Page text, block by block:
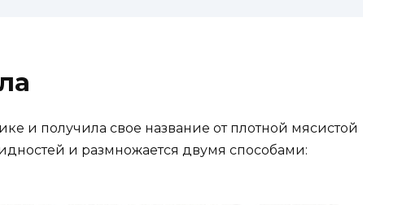
и получила свое название от плотной мясистой
и размножается двумя способами: